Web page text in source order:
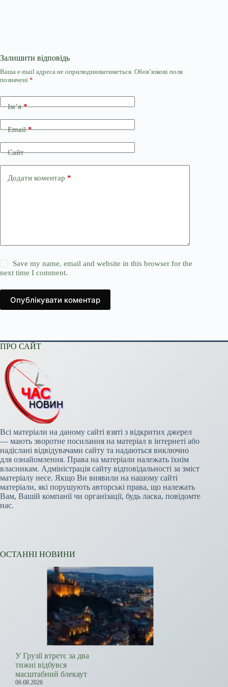
Залишити відповідь
Ваша e-mail адреса не оприлюднюватиметься. Обов’язкові поля
позначені *
Ім’я*
Email*
Сайт
Додати коментар *
Save my name, email and website in this browser for the
next time I comment.
Опублікувати коментар
ПРО САЙТ
Всі матеріали на даному сайті взяті з відкритих джерел
— мають зворотне посилання на матеріал в інтернеті або
надіслані відвідувачами сайту та надаються виключно
для ознайомлення. Права на матеріали належать їхнім
власникам. Адміністрація сайту відповідальності за зміст
матеріалу несе. Якщо Ви виявили на нашому сайті
матеріали, які порушують авторські права, що належать
Вам, Вашій компанії чи організації, будь ласка, повідомте
нас.
ОСТАННІ НОВИНИ
У Грузії втретє за два
тижні відбувся
масштабний блекаут
06.08.2026